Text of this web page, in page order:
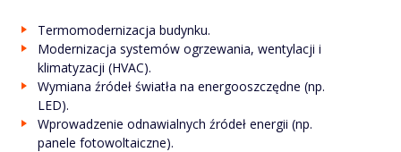
Termomodernizacja budynku.
Modernizacja systemów ogrzewania, wentylacji i
klimatyzacji (HVAC).
Wymiana źródeł światła na energooszczędne (np.
LED).
Wprowadzenie odnawialnych źródeł energii (np.
panele fotowoltaiczne).